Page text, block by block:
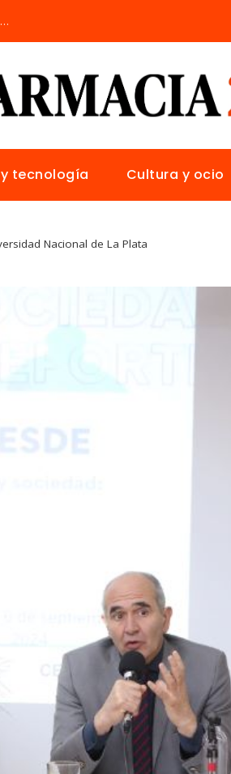
Los 10 animales con sentidos únicos para explorar y dominar su hábitat natural
tecnología Cultura y ocio
Nacional de La Plata